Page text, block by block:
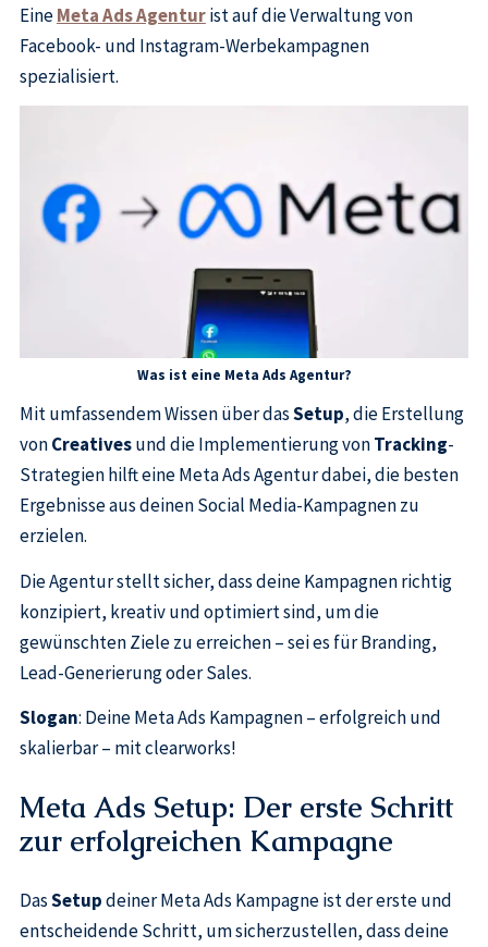
EineMeta Ads Agenturist auf die Verwaltung von
Facebook- und Instagram-Werbekampagnen
spezialisiert.
Was ist eine Meta Ads Agentur?
Mit umfassendem Wissen über dasSetup, die Erstellung
vonCreativesund die Implementierung vonTracking-
Strategien hilft eine Meta Ads Agentur dabei, die besten
Ergebnisse aus deinen Social Media-Kampagnen zu
erzielen.
Die Agentur stellt sicher, dass deine Kampagnen richtig
konzipiert, kreativ und optimiert sind, um die
gewünschten Ziele zu erreichen – sei es für Branding,
Lead-Generierung oder Sales.
Slogan: Deine Meta Ads Kampagnen – erfolgreich und
skalierbar – mit clearworks!
Meta Ads Setup: Der erste Schritt
zur erfolgreichen Kampagne
DasSetupdeiner Meta Ads Kampagne ist der erste und
entscheidende Schritt, um sicherzustellen, dass deine